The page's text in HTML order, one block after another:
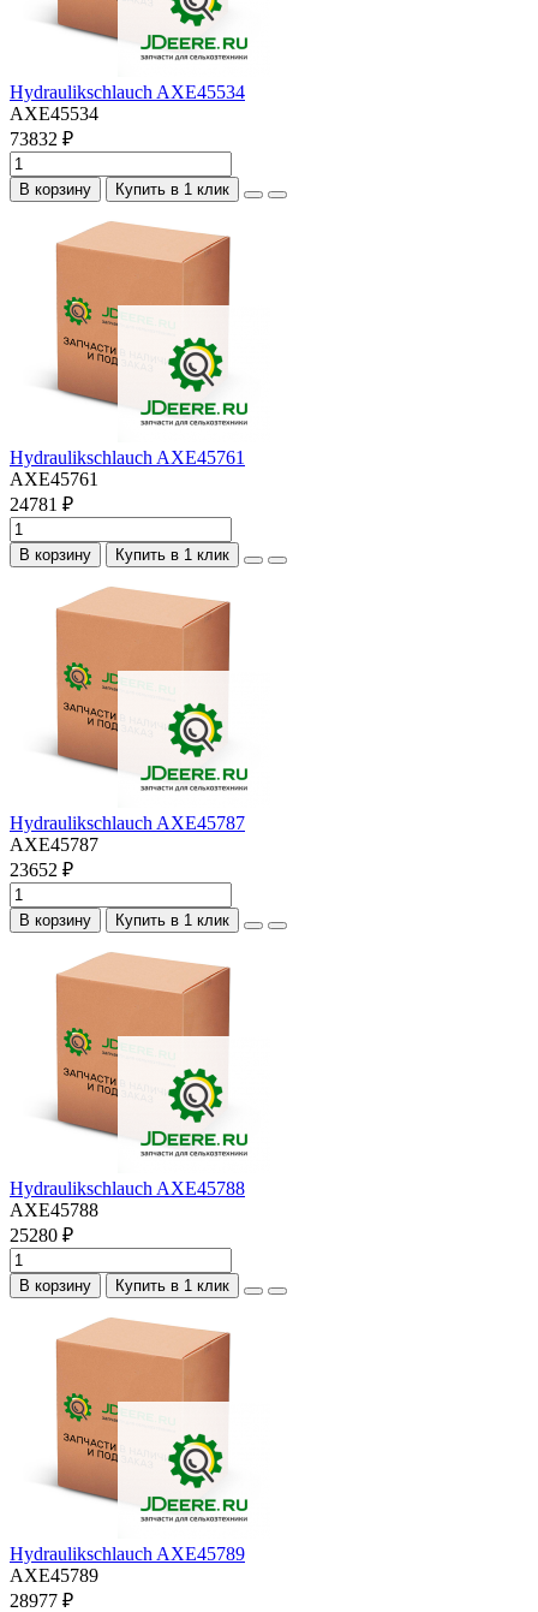
Hydraulikschlauch AXE45534
AXE45534
73832 ₽
В корзину Купить в 1 клик
Hydraulikschlauch AXE45761
AXE45761
24781 ₽
В корзину Купить в 1 клик
Hydraulikschlauch AXE45787
AXE45787
23652 ₽
В корзину Купить в 1 клик
Hydraulikschlauch AXE45788
AXE45788
25280 ₽
В корзину Купить в 1 клик
Hydraulikschlauch AXE45789
AXE45789
28977 ₽